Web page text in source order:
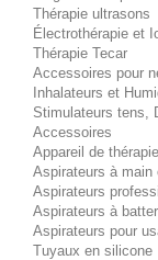
Thérapie ultrasons
Électrothérapie et
Thérapie Tecar
Accessoires pour
Inhalateurs et
Stimulateurs tens,
Accessoires
Appareil de
Aspirateurs à main
Aspirateurs
Aspirateurs à
Aspirateurs pour
Tuyaux en silicone